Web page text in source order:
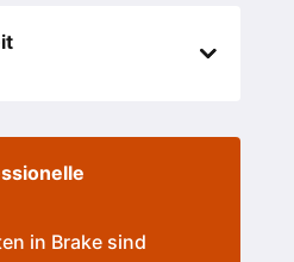
in Brake sind